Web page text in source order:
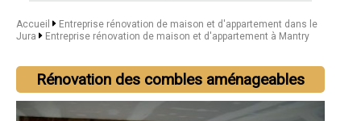
Accueil
Entreprise rénovation de maison et d'appartement dans le
Jura
Entreprise rénovation de maison et d'appartement à Mantry
Rénovation des combles aménageables